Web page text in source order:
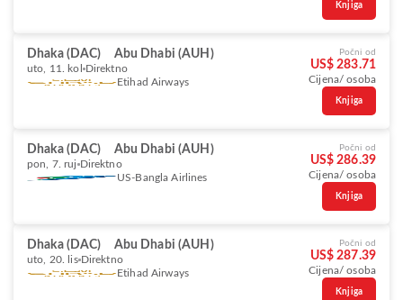
Knjiga
Dhaka (DAC) Abu Dhabi (AUH)
uto, 11. kol Direktno
Etihad Airways
Počni od
US$ 283.71
Cijena/ osoba
Knjiga
Dhaka (DAC) Abu Dhabi (AUH)
pon, 7. ruj Direktno
US-Bangla Airlines
Počni od
US$ 286.39
Cijena/ osoba
Knjiga
Dhaka (DAC) Abu Dhabi (AUH)
uto, 20. lis Direktno
Etihad Airways
Počni od
US$ 287.39
Cijena/ osoba
Knjiga